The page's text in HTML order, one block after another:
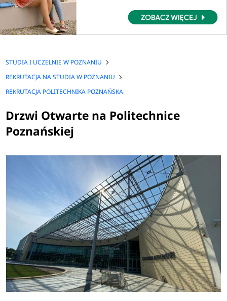
STUDIA I UCZELNIE W POZNANIU
REKRUTACJA NA STUDIA W POZNANIU
REKRUTACJA POLITECHNIKA POZNAŃSKA
Drzwi Otwarte na Politechnice
Poznańskiej